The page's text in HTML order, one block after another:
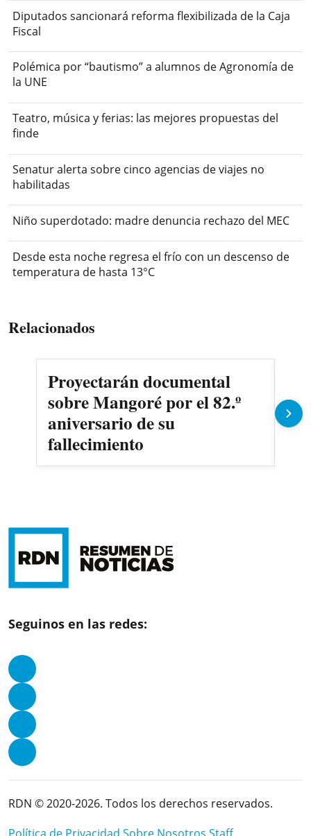
Diputados sancionará reforma flexibilizada de la Caja
Fiscal
Polémica por “bautismo” a alumnos de Agronomía de
la UNE
Teatro, música y ferias: las mejores propuestas del
finde
Senatur alerta sobre cinco agencias de viajes no
habilitadas
Niño superdotado: madre denuncia rechazo del MEC
Desde esta noche regresa el frío con un descenso de
temperatura de hasta 13°C
Relacionados
Proyectarán documental
sobre Mangoré por el 82.º
aniversario de su
fallecimiento
Seguinos en las redes:
RDN © 2020-2026. Todos los derechos reservados.
Política de Privacidad Sobre Nosotros Staff